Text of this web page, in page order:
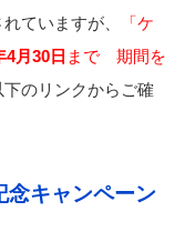
ていますが、
「ケ
4月 30 日 まで 期間を
のリンクからご確
キャンペーン